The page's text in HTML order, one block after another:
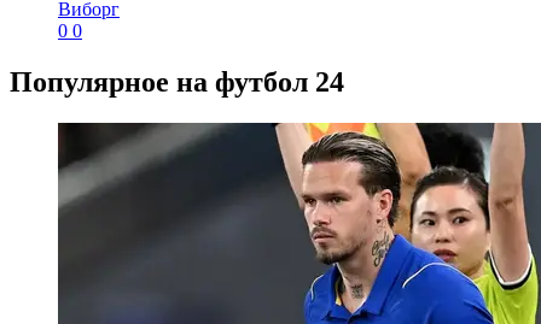
Виборг
0 0
Популярное на футбол 24